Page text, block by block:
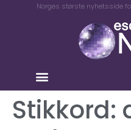
Norges største nyhetsside
Stikkord: